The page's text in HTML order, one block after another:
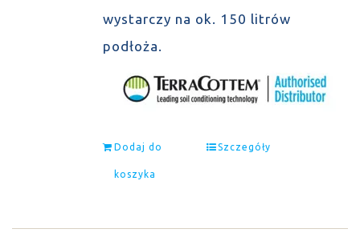
wystarczy na ok. 150 litrów
podłoża.
Dodaj do
koszyka
Szczegóły